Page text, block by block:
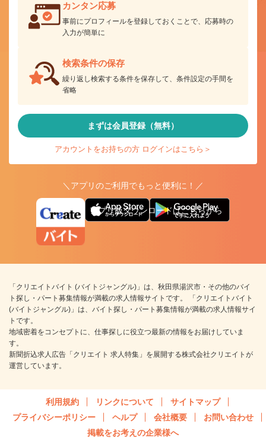
カンタン応募
事前にプロフィールを登録しておくことで、応募時の
入力が簡単に
検索条件の保存
繰り返し検索する条件を保存して、条件設定の手間を
省略
まずは会員登録（無料）
アカウントをお持ちの方 ログインはこちら＞
＼アプリのご利用でもっと便利に！／
アプリ版ダウンロードはこちらから
「クリエイトバイト (バイトジャングル)」は、秋田県湯沢市・その他のバイ
ト探し・パート募集情報が満載の求人情報サイトです。 「クリエイトバイト
(バイトジャングル)」は、バイト探し・パート募集情報が満載の求人情報サイ
トです。
地域密着をコンセプトに、仕事探しに役立つ最新の情報をお届けしていま
す。
新聞折込求人広告「クリエイト 求人特集」を展開する株式会社クリエイトが
運営しています。
利用規約 リンクについて
サイトマップ
プライバシーポリシー
ヘルプ 会社概要
お問い合わせ
掲載をお考えの企業様へ